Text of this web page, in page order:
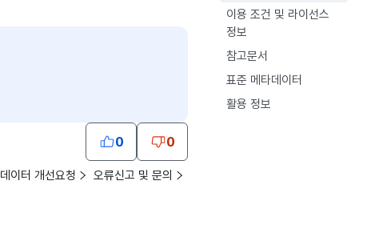
0 0
이용 조건 및 라이선스
정보
참고문서
표준 메타데이터
활용 정보
데이터 개선요청 오류신고 및 문의